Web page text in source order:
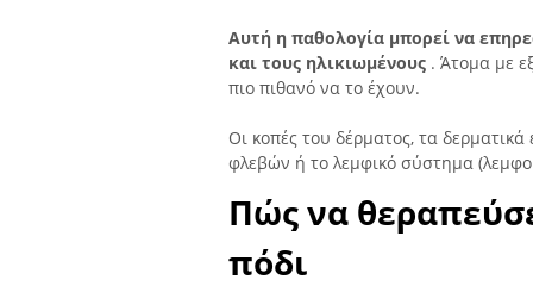
Αυτή η παθολογία μπορεί να
και τους ηλικιωμένους . Άτομα με
πιο πιθανό να το έχουν.
Οι κοπές του δέρματος, τα
φλεβών ή το λεμφικό σύστημα
Πώς να
πόδι